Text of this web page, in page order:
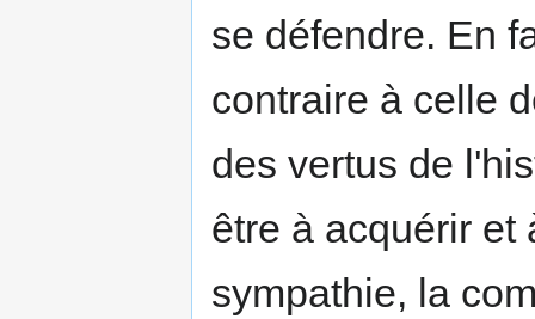
se défendre. En
contraire à celle
des vertus de
être à acquérir et
sympathie, la